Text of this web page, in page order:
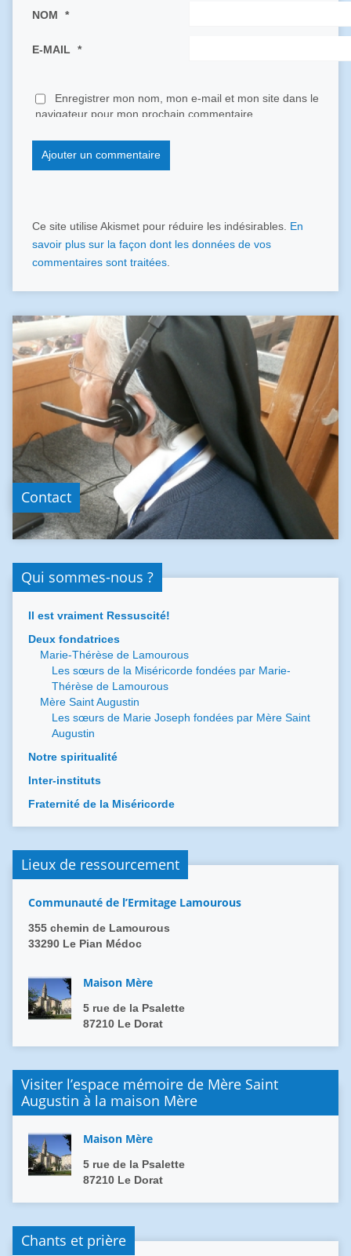
NOM *
E-MAIL *
Enregistrer mon nom, mon e-mail et mon site dans le
navigateur pour mon prochain commentaire.
Ce site utilise Akismet pour réduire les indésirables. En
savoir plus sur la façon dont les données de vos
commentaires sont traitées.
Contact
Qui sommes-nous ?
Il est vraiment Ressuscité!
Deux fondatrices
Marie-Thérèse de Lamourous
Les sœurs de la Miséricorde fondées par Marie-
Thérèse de Lamourous
Mère Saint Augustin
Les sœurs de Marie Joseph fondées par Mère Saint
Augustin
Notre spiritualité
Inter-instituts
Fraternité de la Miséricorde
Lieux de ressourcement
Communauté de l’Ermitage Lamourous
355 chemin de Lamourous
33290 Le Pian Médoc
Maison Mère
5 rue de la Psalette
87210 Le Dorat
Visiter l’espace mémoire de Mère Saint
Augustin à la maison Mère
Maison Mère
5 rue de la Psalette
87210 Le Dorat
Chants et prière